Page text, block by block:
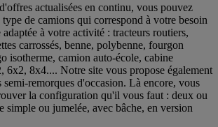
actualisées en continu, vous pouvez
de camions qui correspond à votre besoin
adaptée à votre activité : tracteurs routiers,
carrossés, benne, polybenne, fourgon
isotherme, camion auto-école, cabine
6x2, 8x4.... Notre site vous propose également
semi-remorques d'occasion. Là encore, vous
la configuration qu'il vous faut : deux ou
simple ou jumelée, avec bâche, en version